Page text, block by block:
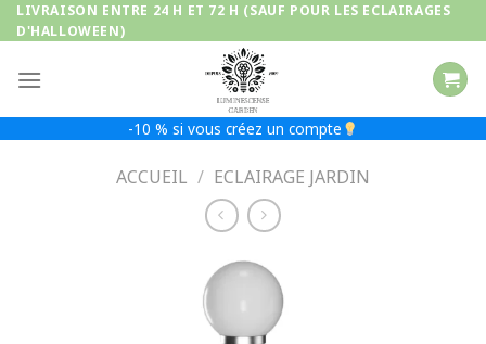
Passer
au
LIVRAISON ENTRE 24 H ET 72 H (SAUF POUR LES ECLAIRAGES
D'HALLOWEEN)
-10 % si vous créez un compte
ACCUEIL / ECLAIRAGE JARDIN